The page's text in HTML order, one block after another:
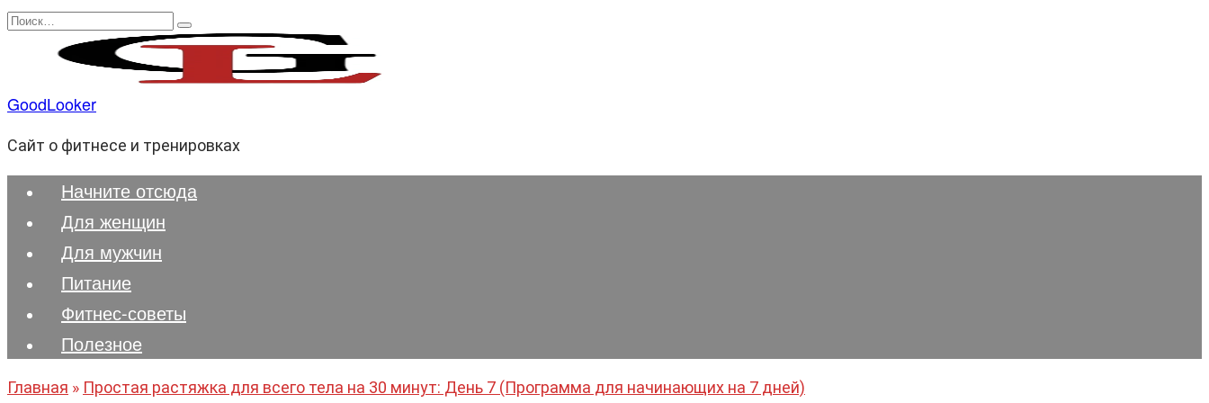
Перейти
содержанию
Search
GoodLooker
Сайт о фитнесе и тренировках
Начните отсюда
Для женщин
Для мужчин
Питание
Фитнес-советы
Полезноe
Главная » Простая растяжка для всего тела на 30 минут: День 7 (Программа для начинающих на 7 дней)